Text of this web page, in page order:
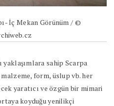
İç Mekan Görünüm / ©
sahip Scarpa
form, üslup vb. her
yaratıcı ve özgün bir mimari
koyduğu yenilikçi